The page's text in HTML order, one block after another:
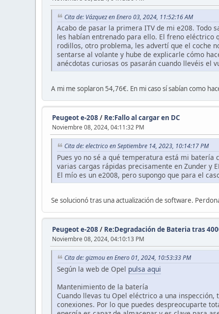
Cita de: Vázquez en Enero 03, 2024, 11:52:16 AM
Acabo de pasar la primera ITV de mi e208. Todo
les habían entrenado para ello. El freno eléctrico
rodillos, otro problema, les advertí que el coche
sentarse al volante y hube de explicarle cómo
anécdotas curiosas os pasarán cuando llevéis el
A mi me soplaron 54,76€. En mi caso sí sabían como
Peugeot e-208 / Re:Fallo al cargar en DC
Noviembre 08, 2024, 04:11:32 PM
Cita de: electrico en Septiembre 14, 2023, 10:14:17 PM
Pues yo no sé a qué temperatura está mi
varias cargas rápidas precisamente en Zunder y
El mío es un e2008, pero supongo que para el
Se solucionó tras una actualización de software.
Peugeot e-208 / Re:Degradación de Bateria tras
Noviembre 08, 2024, 04:10:13 PM
Cita de: gizmou en Enero 01, 2024, 10:53:33 PM
Según la web de Opel pulsa aqui
Mantenimiento de la batería
Cuando llevas tu Opel eléctrico a una
conexiones. Por lo que puedes despreocuparte